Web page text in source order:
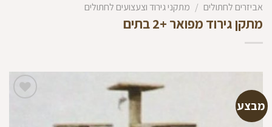
אביזרים לחתולים / מתקני גירוד וצעצועים לחתולים
מתקן גירוד מפואר +2 בתים
מבצע